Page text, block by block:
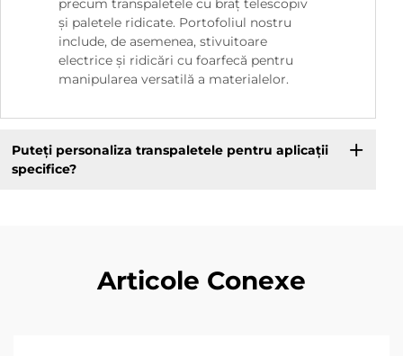
precum transpaletele cu braț telescopiv
și paletele ridicate. Portofoliul nostru
include, de asemenea, stivuitoare
electrice și ridicări cu foarfecă pentru
manipularea versatilă a materialelor.
Puteți personaliza transpaletele pentru aplicații
specifice?
Articole Conexe